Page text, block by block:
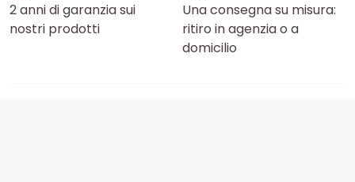
2 anni di garanzia sui
nostri prodotti
Una consegna su misura:
ritiro in agenzia o a
domicilio